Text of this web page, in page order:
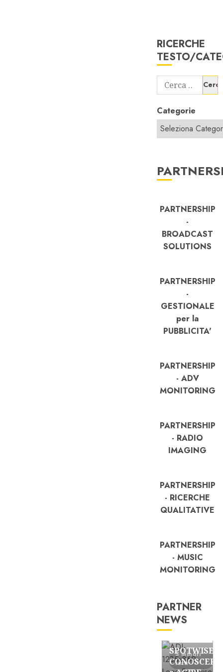
RICERCHE
TESTO/
Ricerca
per:
Categorie
PARTNERSHIP
-
BROADCAST
SOLUTIONS
PARTNERSHIP
-
GESTIONALE
per la
PUBBLICITA'
PARTNERSHIP
- ADV
MONITORING
PARTNERSHIP
- RADIO
IMAGING
PARTNERSHIP
- RICERCHE
QUALITATIVE
PARTNERSHIP
- MUSIC
MONITORING
PARTNER
NEWS
3 minuti
letti
FREE
SPOTWISE:
CONOSCERE